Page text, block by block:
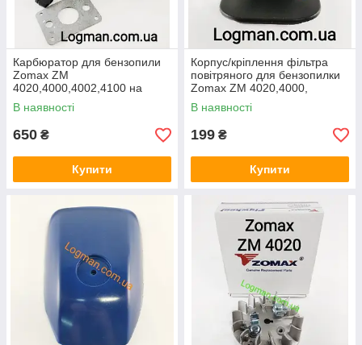
Карбюратор для бензопили
Zomax ZM
4020,4000,4002,4100 на
бензопилу Зомакс (Оригінал
(В наявності
650 ₴
Купити
Корпус/кріплення фільтра
повітряного для бензопилки
Zomax ZM 4020,4000,
4002,4100 на бензопилу
Зомакс (Оригінал (
В наявності
199 ₴
Купити